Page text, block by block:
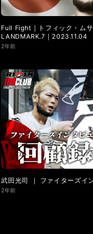
Full Fight｜トフィック・ム
LANDMARK.7｜2023.11.04
2年前
武田光司 ｜ ファイターズイ
2年前